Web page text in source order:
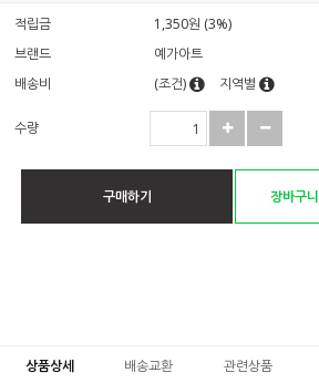
적립금
1,350원 (3%)
브랜드
예가아트
배송비
(조건) 지역별
수량
구매하기 장바구니
상품상세 배송교환 관련상품